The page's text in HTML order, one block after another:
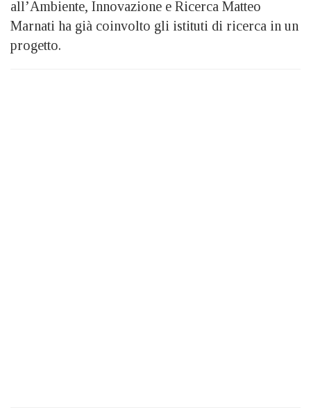
all’Ambiente, Innovazione e Ricerca Matteo
Marnati ha già coinvolto gli istituti di ricerca in un
progetto.